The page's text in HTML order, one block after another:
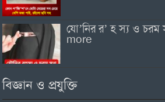
যো’নির র’ হ স্য ও
more
বিজ্ঞান ও প্রযুক্তি